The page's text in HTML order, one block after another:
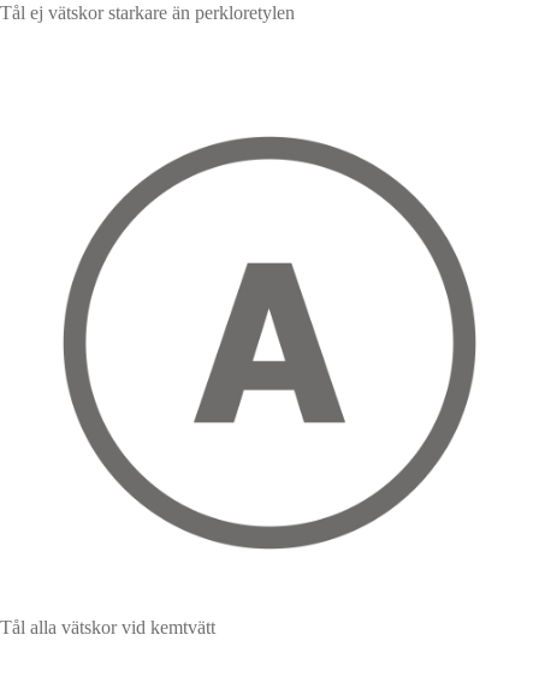
Tål ej vätskor starkare än perkloretylen
Tål alla vätskor vid kemtvätt